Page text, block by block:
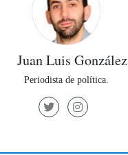
Juan Luis González
Periodista de política.